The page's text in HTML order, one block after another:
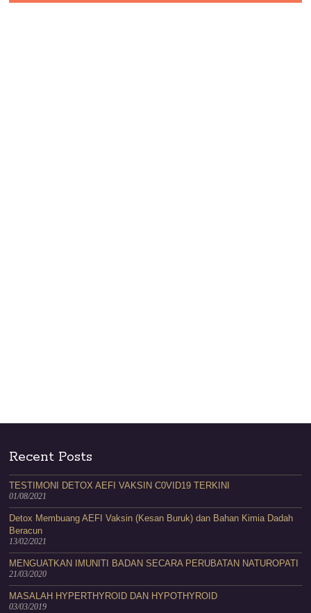
Recent Posts
TESTIMONI DETOX AEFI VAKSIN C0VID19 TERKINI
01/08/2021
Detox Membuang AEFI Vaksin (Kesan Buruk) dan Bahan Kimia Dadah
Beracun
13/02/2021
MENGUATKAN IMUNITI BADAN SECARA PERUBATAN NATUROPATI
21/03/2020
MASALAH HYPERTHYROID DAN HYPOTHYROID
03/03/2019